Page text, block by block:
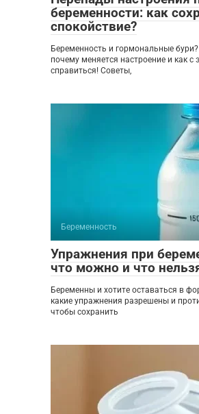
беременности: как
спокойствие?
Беременность и гормональные бури?
почему меняется настроение и как с
справиться! Советы,
Беременность
Упражнения при
что можно и что
Беременны и хотите оставаться в
какие упражнения разрешены и
чтобы сохранить